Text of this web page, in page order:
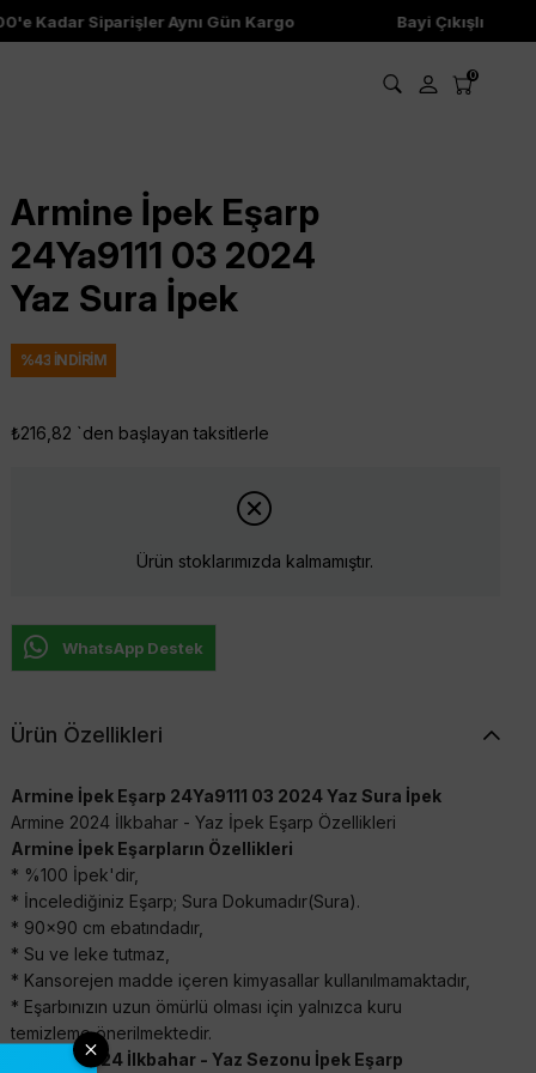
Kadar Siparişler Aynı Gün Kargo Bayi Çıkışlı
0
Armine İpek Eşarp
24Ya9111 03 2024
Yaz Sura İpek
%43 İNDIRIM
₺216,82 `den başlayan taksitlerle
Ürün stoklarımızda kalmamıştır.
WhatsApp Destek
Ürün Özellikleri
Armine İpek Eşarp 24Ya9111 03 2024 Yaz Sura İpek
Armine 2024 İlkbahar - Yaz İpek Eşarp Özellikleri
Armine İpek Eşarpların Özellikleri
* %100 İpek'dir,
* İncelediğiniz Eşarp; Sura Dokumadır(Sura).
* 90x90 cm ebatındadır,
* Su ve leke tutmaz,
* Kansorejen madde içeren kimyasallar kullanılmamaktadır,
* Eşarbınızın uzun ömürlü olması için yalnızca kuru
temizleme önerilmektedir.
Armine 2024 İlkbahar - Yaz Sezonu İpek Eşarp